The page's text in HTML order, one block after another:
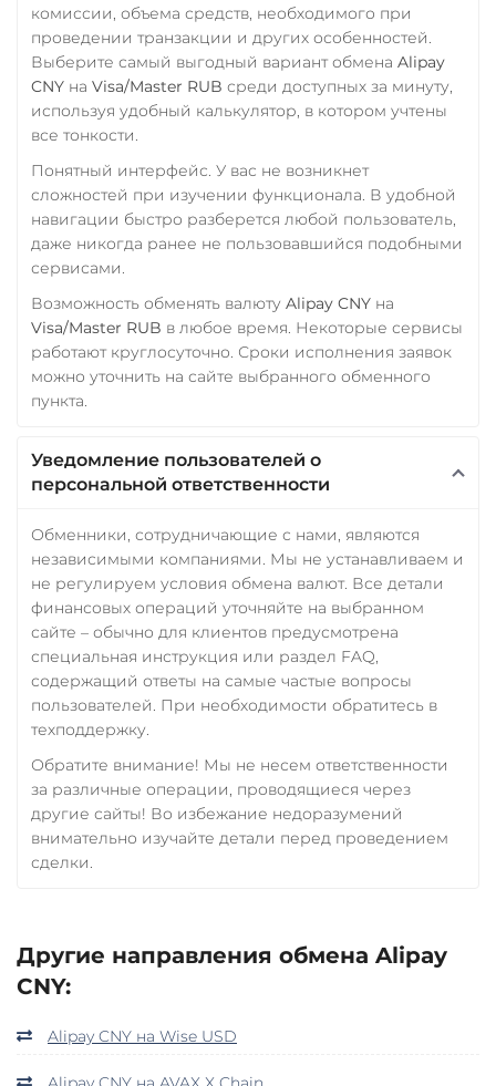
комиссии, объема средств, необходимого при
проведении транзакции и других особенностей.
Выберите самый выгодный вариант обмена Alipay
CNY на Visa/Master RUB среди доступных за минуту,
используя удобный калькулятор, в котором учтены
все тонкости.
Понятный интерфейс. У вас не возникнет
сложностей при изучении функционала. В удобной
навигации быстро разберется любой пользователь,
даже никогда ранее не пользовавшийся подобными
сервисами.
Возможность обменять валюту Alipay CNY на
Visa/Master RUB в любое время. Некоторые сервисы
работают круглосуточно. Сроки исполнения заявок
можно уточнить на сайте выбранного обменного
пункта.
Уведомление пользователей о
персональной ответственности
Обменники, сотрудничающие с нами, являются
независимыми компаниями. Мы не устанавливаем и
не регулируем условия обмена валют. Все детали
финансовых операций уточняйте на выбранном
сайте – обычно для клиентов предусмотрена
специальная инструкция или раздел FAQ,
содержащий ответы на самые частые вопросы
пользователей. При необходимости обратитесь в
техподдержку.
Обратите внимание! Мы не несем ответственности
за различные операции, проводящиеся через
другие сайты! Во избежание недоразумений
внимательно изучайте детали перед проведением
сделки.
Другие направления обмена Alipay
CNY:
Alipay CNY на Wise USD